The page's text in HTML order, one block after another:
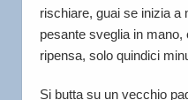
rischiare, guai se inizia a
pesante sveglia in mano,
ripensa, solo quindici
Si butta su un vecchio